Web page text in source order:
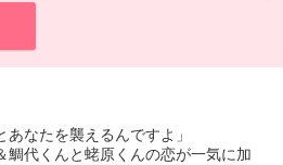
あなたを襲えるんですよ」
鯛代くんと蛯原くんの恋が一気に加